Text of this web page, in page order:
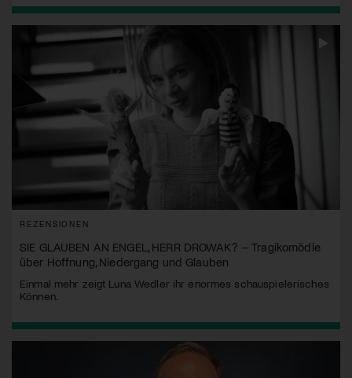
REZENSIONEN
SIE GLAUBEN AN ENGEL, HERR DROWAK? – Tragikomödie
über Hoffnung, Niedergang und Glauben
Einmal mehr zeigt Luna Wedler ihr enormes schauspielerisches
Können.